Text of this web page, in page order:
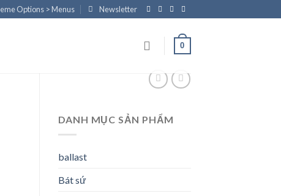
Options > Menus Newsletter
0
DANH MỤC SẢN PHẨM
ballast
Bát sứ